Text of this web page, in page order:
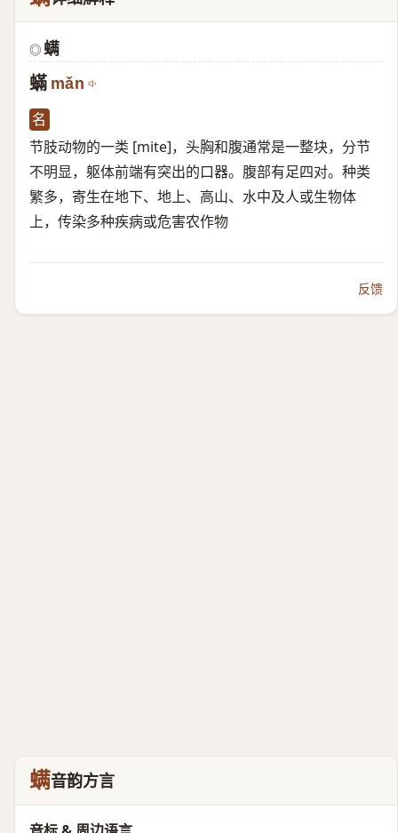
◎ 螨
蟎 mǎn
名
节肢动物的一类 [mite]，头胸和腹通常是一整块，分节
不明显，躯体前端有突出的口器。腹部有足四对。种类
繁多，寄生在地下、地上、高山、水中及人或生物体
上，传染多种疾病或危害农作物
反馈
螨音韵方言